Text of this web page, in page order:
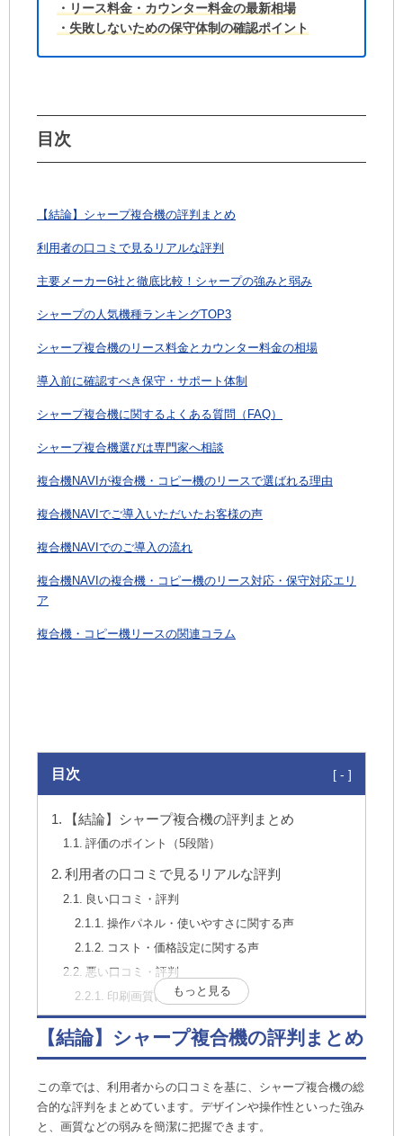
・リース料金・カウンター料金の最新相場
・失敗しないための保守体制の確認ポイント
目次
【結論】シャープ複合機の評判まとめ
利用者の口コミで見るリアルな評判
主要メーカー6社と徹底比較！シャープの強みと弱み
シャープの人気機種ランキングTOP3
シャープ複合機のリース料金とカウンター料金の相場
導入前に確認すべき保守・サポート体制
シャープ複合機に関するよくある質問（FAQ）
シャープ複合機選びは専門家へ相談
複合機NAVIが複合機・コピー機のリースで選ばれる理由
複合機NAVIでご導入いただいたお客様の声
複合機NAVIでのご導入の流れ
複合機NAVIの複合機・コピー機のリース対応・保守対応エリ
ア
複合機・コピー機リースの関連コラム
目次
【結論】シャープ複合機の評判まとめ
評価のポイント（5段階）
利用者の口コミで見るリアルな評判
良い口コミ・評判
操作パネル・使いやすさに関する声
コスト・価格設定に関する声
悪い口コミ・評判
印刷画質に関する声
大量印刷・紙詰まりに関する声
主要メーカー6社と徹底比較！シャープの強み
主要メーカーとの強み・弱み比較表
画質で選ぶなら？（対 富士フイルム・コニカミノ
もっと見る
【結論】シャープ複合機の評判まとめ
この章では、利用者からの口コミを基に、シャープ複合機の総
合的な評判をまとめています。デザインや操作性といった強み
と、画質などの弱みを簡潔に把握できます。